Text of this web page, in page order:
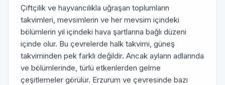
Çiftçilik ve hayvancılıkla uğraşan toplumların
takvimleri, mevsimlerin ve her mevsim içindeki
bölümlerin yıl içindeki hava şartlarına bağlı düzeni
içinde olur. Bu çevrelerde halk takvimi, güneş
takviminden pek farklı değildir. Ancak ayların adlarında
ve bölümlerinde, türlü etkenlerden gelme
çeşitlemeler görülür. Erzurum ve çevresinde bazı